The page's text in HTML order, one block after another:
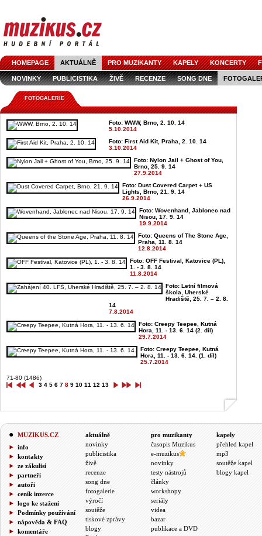
HOMEPAGE AKTUÁLNĚ PRO MUZIKANTY KAPELY KONCERTY
NOVINKY PUBLICISTIKA ŽIVĚ RECENZE SONG DNE
FOTOGALERIE
Foto: WWW, Brno, 2. 10. 14
5.10.2014
Foto: First Aid Kit, Praha, 2. 10. 14
3.10.2014
Foto: Nylon Jail + Ghost of You,
Brno, 25. 9. 14
27.9.2014
Foto: Dust Covered Carpet + US
Lights, Brno, 21. 9. 14
26.9.2014
Foto: Wovenhand, Jablonec nad
Nisou, 17. 9. 14
19.9.2014
Foto: Queens of The Stone Age,
Praha, 11. 8. 14
12.8.2014
Foto: OFF Festival, Katovice (PL),
1. - 3. 8. 14
11.8.2014
Foto: Letní filmová
škola, Uherské
Hradiště, 25. 7. – 2. 8.
14
7.8.2014
Foto: Creepy Teepee, Kutná
Hora, 11. - 13. 6. 14 (2. díl)
29.7.2014
Foto: Creepy Teepee, Kutná
Hora, 11. - 13. 6. 14. (1. díl)
25.7.2014
71-80 (1486)
3 4 5 6 7 8 9 10 11 12 13
MUZIKUS.CZ
info
kontakty
ze zákulisí
partneři
autoři
ceník inzerce
logo ke stažení
Podmínky používání
nápověda & FAQ
komentáře
aktuálně
novinky
publicistika
živě
recenze
song dne
fotogalerie
výročí
soutěže
tiskové zprávy
blogy
pro muzikanty
časopis Muzikus
e-muzikus
novinky
testy nástrojů
články
workshopy
seriály
videa
bazar
publikace a DVD
kapely
přehled kapel
mp3
soutěže kapel
blogy kapel